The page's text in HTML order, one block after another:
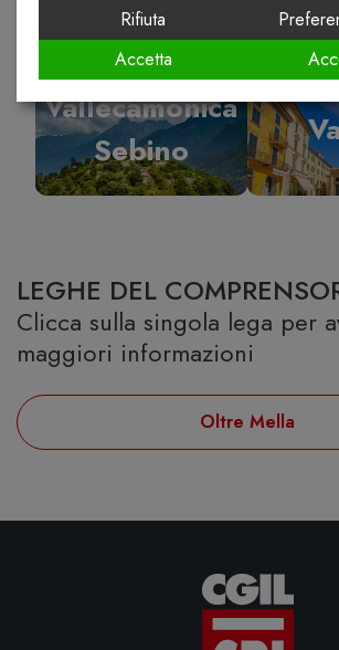
Vallecamonica
Sebino
LEGHE DEL
Clicca sulla singola lega per
maggiori informazioni
Oltre Mella
Rifiuta
Accetta